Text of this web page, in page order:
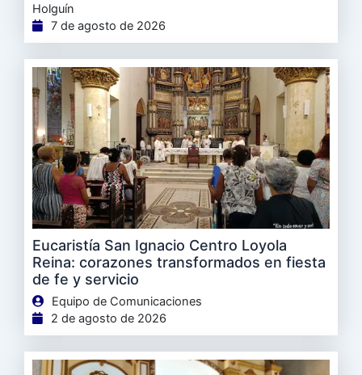
Holguín
7 de agosto de 2026
Eucaristía San Ignacio Centro Loyola
Reina: corazones transformados en fiesta
de fe y servicio
Equipo de Comunicaciones
2 de agosto de 2026